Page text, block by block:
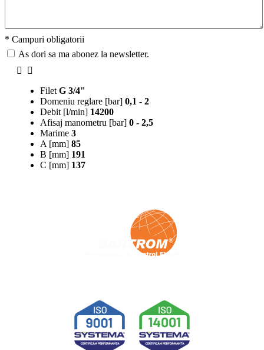
* Campuri obligatorii
As dori sa ma abonez la newsletter.
Filet G 3/4"
Domeniu reglare [bar] 0,1 - 2
Debit [l/min] 14200
Afisaj manometru [bar] 0 - 2,5
Marime 3
A [mm] 85
B [mm] 191
C [mm] 137